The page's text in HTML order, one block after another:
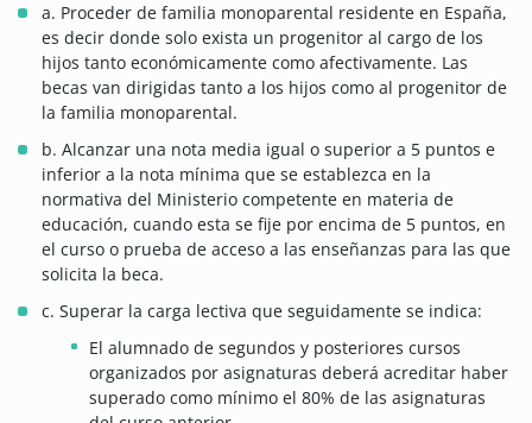
a. Proceder de familia monoparental residente en España,
es decir donde solo exista un progenitor al cargo de los
hijos tanto económicamente como afectivamente. Las
becas van dirigidas tanto a los hijos como al progenitor de
la familia monoparental.
b. Alcanzar una nota media igual o superior a 5 puntos e
inferior a la nota mínima que se establezca en la
normativa del Ministerio competente en materia de
educación, cuando esta se fije por encima de 5 puntos, en
el curso o prueba de acceso a las enseñanzas para las que
solicita la beca.
c. Superar la carga lectiva que seguidamente se indica:
El alumnado de segundos y posteriores cursos
organizados por asignaturas deberá acreditar haber
superado como mínimo el 80% de las asignaturas